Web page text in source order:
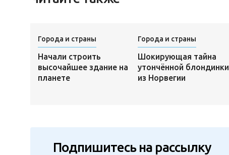
Города и страны
Начали строить
высочайшее здание на
планете
Города и страны
Шокирующая тайна
утончённой блондинки
из Норвегии
Подпишитесь на рассылку